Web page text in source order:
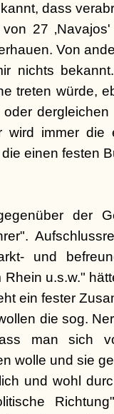
dass
27
Von
nichts
treten würde,
wird immer die
die einen festen
der
und
u.s.w."
ein fester
die sog.
man sich
wolle und sie
und wohl